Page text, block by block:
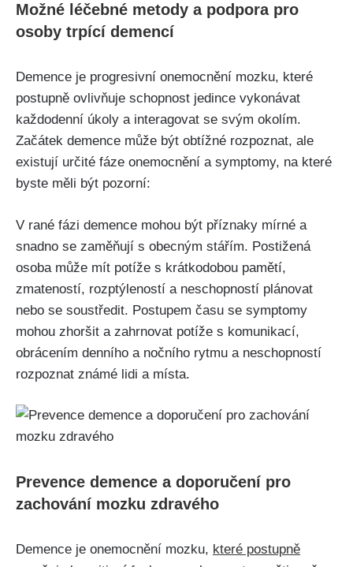
Možné léčebné metody a podpora pro
osoby trpící demencí
Demence je progresivní onemocnění mozku, které
postupně ovlivňuje schopnost jedince vykonávat
každodenní úkoly a interagovat se svým okolím.
Začátek demence může být obtížné rozpoznat, ale
existují určité fáze onemocnění a symptomy, na které
byste měli být pozorní:
V rané fázi demence mohou být příznaky mírné a
snadno se zaměňují s obecným stářím. Postižená
osoba může mít potíže s krátkodobou pamětí,
zmateností, rozptýleností a neschopností plánovat
nebo se soustředit. Postupem času se symptomy
mohou zhoršit a zahrnovat potíže s komunikací,
obrácením denního a nočního rytmu a neschopností
rozpoznat známé lidi a místa.
Prevence demence a doporučení pro
zachování mozku zdravého
Demence je onemocnění mozku, které postupně